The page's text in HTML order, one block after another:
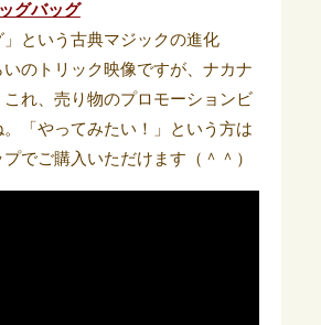
グバッグ
」という古典マジックの進化
のトリック映像ですが、ナカナ
これ、売り物のプロモーションビ
「やってみたい！」という方は
でご購入いただけます（＾＾）